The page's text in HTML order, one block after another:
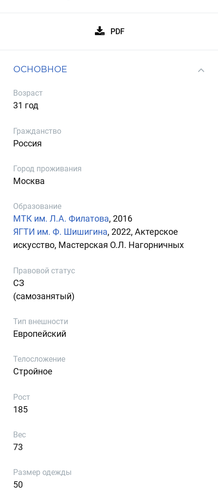
PDF
ОСНОВНОЕ
Возраст
31 год
Гражданство
Россия
Город проживания
Москва
Образование
МТК им. Л.А. Филатова, 2016
ЯГТИ им. Ф. Шишигина, 2022, Актерское
искусство, Мастерская О.Л. Нагорничных
Правовой статус
СЗ
(самозанятый)
Тип внешности
Европейский
Телосложение
Стройное
Рост
185
Вес
73
Размер одежды
50